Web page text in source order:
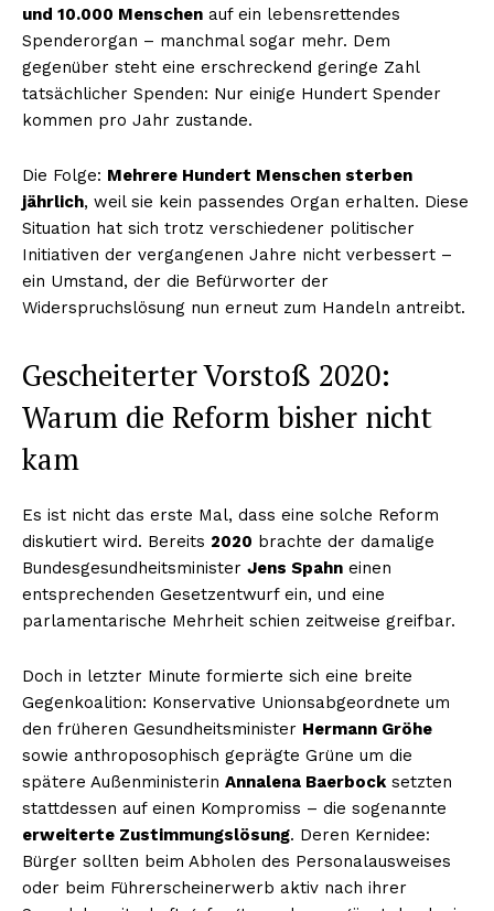
und 10.000 Menschen auf ein lebensrettendes
Spenderorgan – manchmal sogar mehr. Dem
gegenüber steht eine erschreckend geringe Zahl
tatsächlicher Spenden: Nur einige Hundert Spender
kommen pro Jahr zustande.
Die Folge: Mehrere Hundert Menschen sterben
jährlich, weil sie kein passendes Organ erhalten. Diese
Situation hat sich trotz verschiedener politischer
Initiativen der vergangenen Jahre nicht verbessert –
ein Umstand, der die Befürworter der
Widerspruchslösung nun erneut zum Handeln antreibt.
Gescheiterter Vorstoß 2020:
Warum die Reform bisher nicht
kam
Es ist nicht das erste Mal, dass eine solche Reform
diskutiert wird. Bereits 2020 brachte der damalige
Bundesgesundheitsminister Jens Spahn einen
entsprechenden Gesetzentwurf ein, und eine
parlamentarische Mehrheit schien zeitweise greifbar.
Doch in letzter Minute formierte sich eine breite
Gegenkoalition: Konservative Unionsabgeordnete um
den früheren Gesundheitsminister Hermann Gröhe
sowie anthroposophisch geprägte Grüne um die
spätere Außenministerin Annalena Baerbocksetzten
stattdessen auf einen Kompromiss – die sogenannte
erweiterte Zustimmungslösung. Deren Kernidee:
Bürger sollten beim Abholen des Personalausweises
oder beim Führerscheinerwerb aktiv nach ihrer